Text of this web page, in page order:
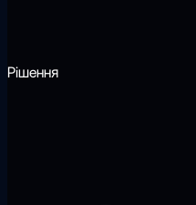
Рішення